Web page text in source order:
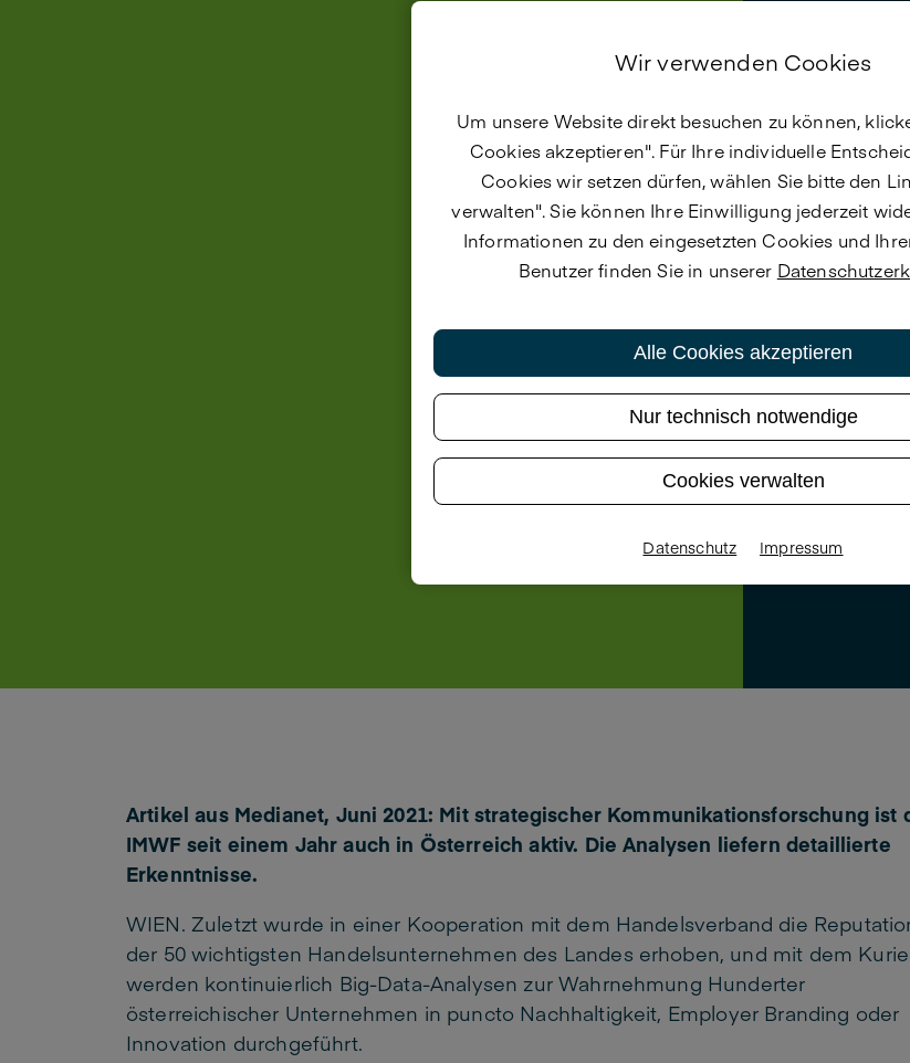
Artikel aus Medianet, Juni 2021: Mit strategischer Kommunikationsforschung ist
IMWF seit einem Jahr auch in Österreich aktiv. Die Analysen liefern detaillierte
Erkenntnisse.
WIEN. Zuletzt wurde in einer Kooperation mit dem Handelsverband die
der 50 wichtigsten Handelsunternehmen des Landes erhoben, und mit dem
werden kontinuierlich Big-Data-Analysen zur Wahrnehmung Hunderter
österreichischer Unternehmen in puncto Nachhaltigkeit, Employer Branding oder
Innovation durchgeführt.
Wir verwenden Cookies
Um unsere Website direkt besuchen zu können,
Cookies akzeptieren". Für Ihre individuelle
Cookies wir setzen dürfen, wählen Sie bitte den
verwalten". Sie können Ihre Einwilligung jederzeit
Informationen zu den eingesetzten Cookies und
Benutzer finden Sie in unserer
Alle Cookies akzeptieren
Nur technisch notwendige
Cookies verwalten
Datenschutz Impressum